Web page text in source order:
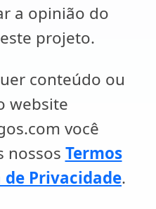
a opinião do
projeto.
conteúdo ou
website
você
nossos Termos
de Privacidade.